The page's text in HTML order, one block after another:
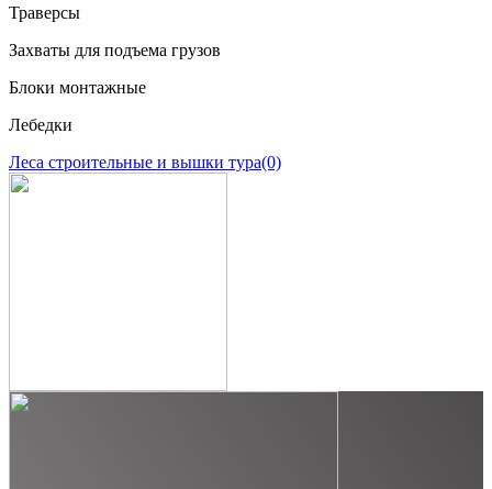
Траверсы
Захваты для подъема грузов
Блоки монтажные
Лебедки
Леса строительные и вышки тура(0)